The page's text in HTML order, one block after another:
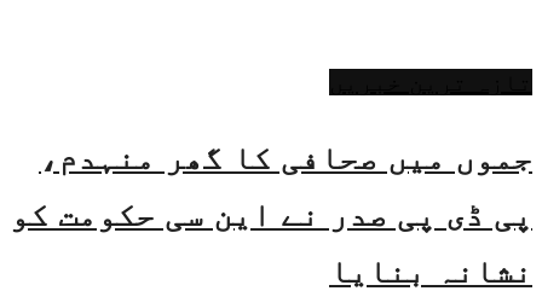
جموں میں صحافی کا گھر منہدم،
پی ڈی پی صدر نے این سی حکومت کو
نشانہ بنایا